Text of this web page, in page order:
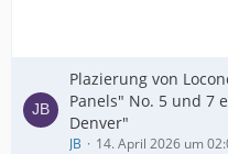
Plazierung von
Panels" No. 5 und 7
Denver"
JB 14. April 2026 um